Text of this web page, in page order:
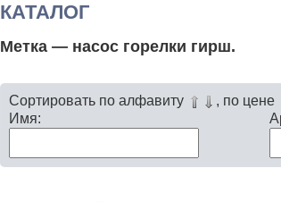
КАТАЛОГ
Метка — насос горелки гирш.
Сортировать по алфавиту
, по цене
Имя: